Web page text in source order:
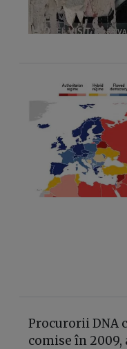
Procurorii DNA
comise în 2009,